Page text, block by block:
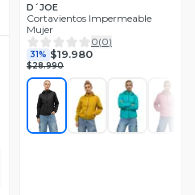
D´JOE
Cortavientos Impermeable
Mujer
0(0)
31% $19.980
$28.990